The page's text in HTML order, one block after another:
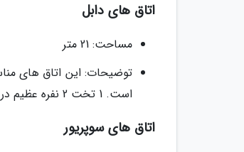
اتاق های دابل
مساحت: 21 متر
توضیحات: این اتاق های
است. 1 تخت 2 نفره عظیم در این اتاق ها موجود است.
اتاق های سوپریور